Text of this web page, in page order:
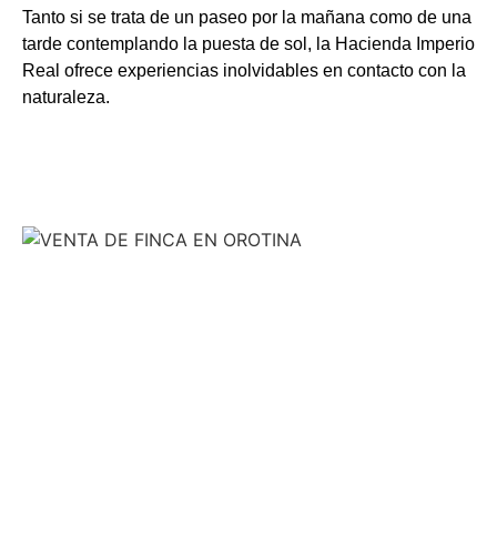
Tanto si se trata de un paseo por la mañana como de una
tarde contemplando la puesta de sol, la Hacienda Imperio
Real ofrece experiencias inolvidables en contacto con la
naturaleza.